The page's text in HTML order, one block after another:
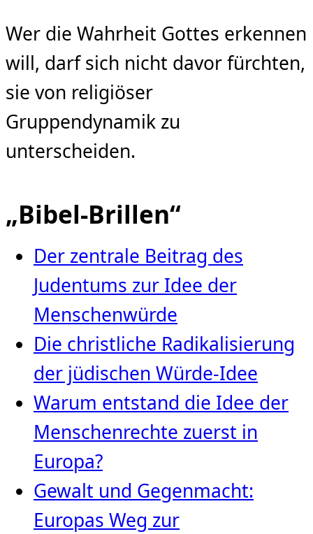
Wer die Wahrheit Gottes erkennen
will, darf sich nicht davor fürchten,
sie von religiöser
Gruppendynamik zu
unterscheiden.
„Bibel-Brillen“
Der zentrale Beitrag des
Judentums zur Idee der
Menschenwürde
Die christliche Radikalisierung
der jüdischen Würde‑Idee
Warum entstand die Idee der
Menschenrechte zuerst in
Europa?
Gewalt und Gegenmacht:
Europas Weg zur